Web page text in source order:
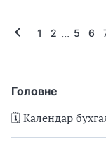
Головне
🗓️ Календар
1 2 ... 5 6